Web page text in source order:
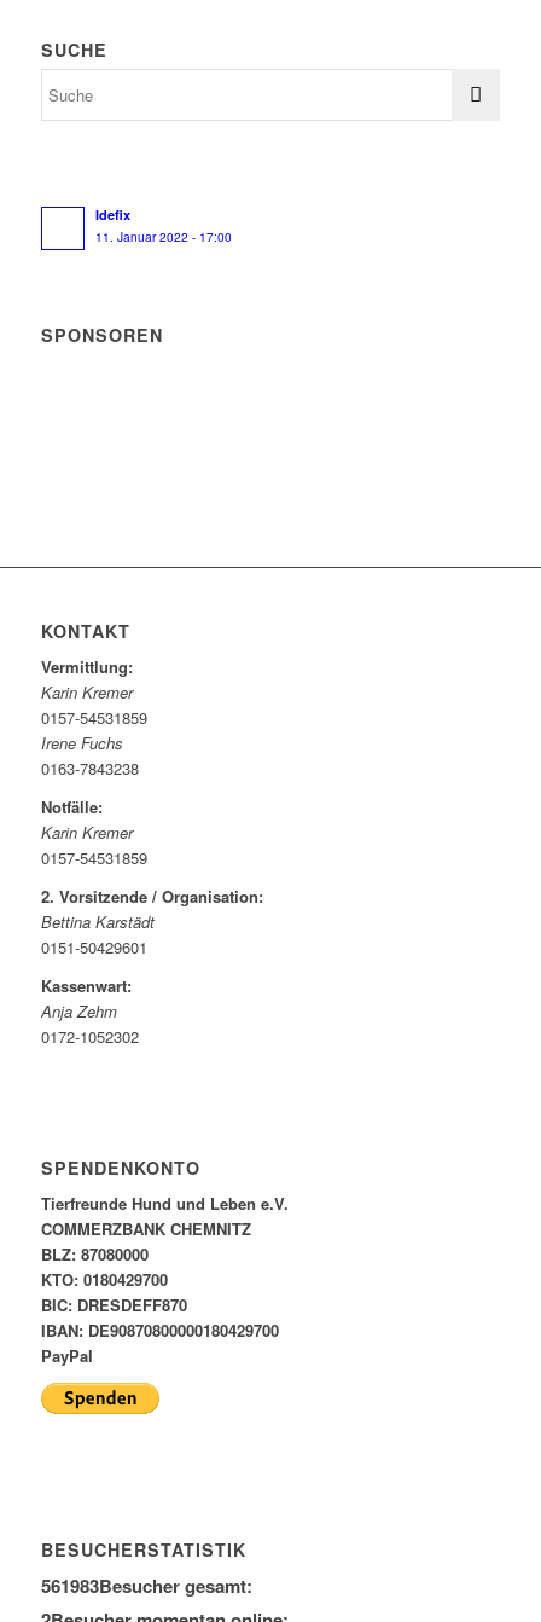
SUCHE
Idefix
11. Januar 2022 - 17:00
SPONSOREN
KONTAKT
Vermittlung:
Karin Kremer
0157-54531859
Irene Fuchs
0163-7843238
Notfälle:
Karin Kremer
0157-54531859
2. Vorsitzende / Organisation:
Bettina Karstädt
0151-50429601
Kassenwart:
Anja Zehm
0172-1052302
SPENDENKONTO
Tierfreunde Hund und Leben e.V.
COMMERZBANK CHEMNITZ
BLZ: 87080000
KTO: 0180429700
BIC: DRESDEFF870
IBAN: DE90870800000180429700
PayPal
BESUCHERSTATISTIK
561983Besucher gesamt: